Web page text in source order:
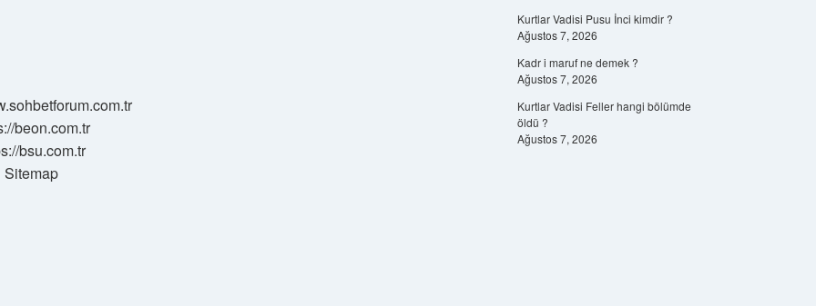
beon.com.tr
bsu.com.tr
Sitemap
Kurtlar Vadisi Pusu İnci kimdir ?
Ağustos 7, 2026
Kadr i maruf ne demek ?
Ağustos 7, 2026
Kurtlar Vadisi Feller hangi bölümde
öldü ?
Ağustos 7, 2026